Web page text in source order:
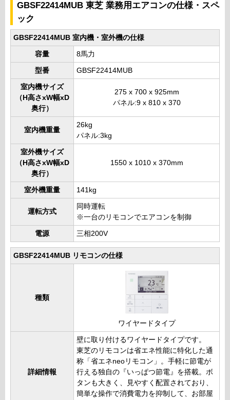
GBSF22414MUB 東芝 業務用エアコンの仕様・スペ
ック
GBSF22414MUB 室内機・室外機の仕様
容量 8馬力
型番 GBSF22414MUB
室内機サイズ
（H高さxW幅xD
奥行）
275 x 700 x 925mm
パネル:9 x 810 x 370
室内機重量
26kg
パネル:3kg
室外機サイズ
（H高さxW幅xD
奥行）
1550 x 1010 x 370mm
室外機重量 141kg
運転方式
同時運転
※一台のリモコンでエアコンを制御
電源 三相200V
GBSF22414MUB リモコンの仕様
種類
ワイヤードタイプ
詳細情報
壁に取り付けるワイヤードタイプです。
東芝のリモコンは省エネ性能に特化した通
称「省エネneoリモコン」。手軽に節電が
行える独自の『いっぱつ節電』を搭載。ボ
タンも大きく、見やすく配置されており、
簡単な操作で消費電力を抑制して、お部屋